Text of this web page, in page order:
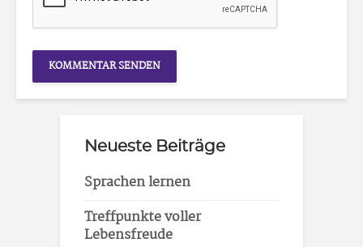
Neueste Beiträge
Sprachen lernen
Treffpunkte voller
Lebensfreude